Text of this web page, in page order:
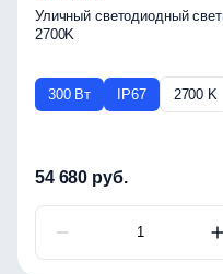
Уличный светодиодный
2700K
300 Вт IP67 2700 K
54 680 руб.